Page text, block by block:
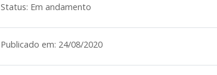
Status: Em andamento
Publicado em: 24/08/2020